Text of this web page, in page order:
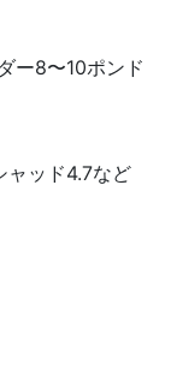
ー8〜10ポンド
ャッド4.7など